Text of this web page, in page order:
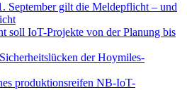
September gilt die Meldepflicht – und
soll IoT-Projekte von der Planung bis
der Hoymiles-
produktionsreifen NB-IoT-